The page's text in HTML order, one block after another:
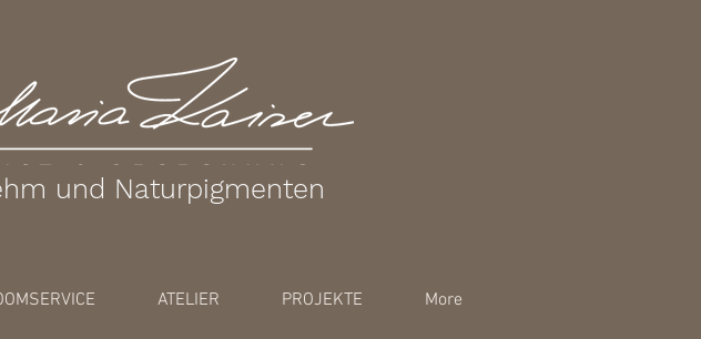
und Naturpigmenten
ATELIER PROJEKTE More